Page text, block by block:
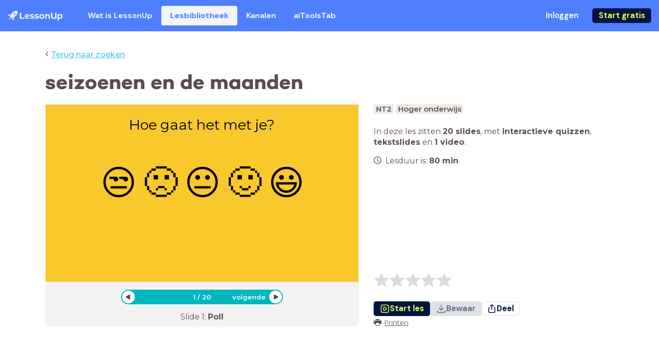
Wat is LessonUp Lesbibliotheek Kanalen aiToolsTab Inloggen Start gratis
‹ Terug naar zoeken
seizoenen en de maanden
Hoe gaat het met je?
😒 🙁 😐 🙂 😃
1 /20 volgende
Slide 1: Poll
NT2 Hoger onderwijs
In deze les zitten 20 slides, met interactieve quizzen,
tekstslides en 1 video.
Lesduur is: 80 min
Start les Bewaar Deel
Printen